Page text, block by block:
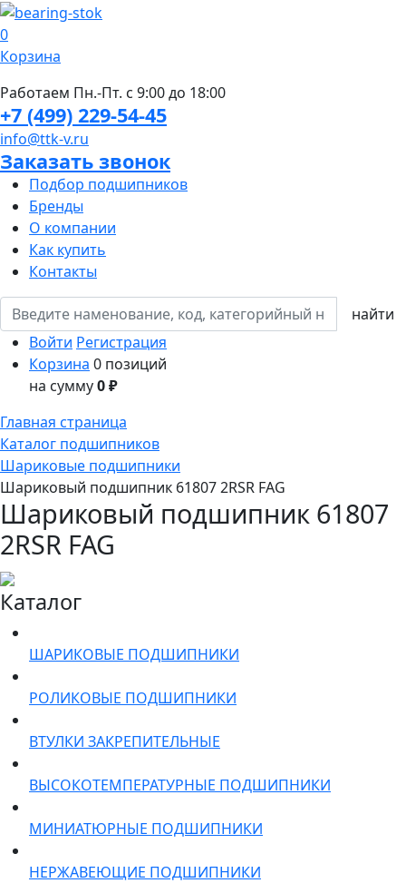
0
Корзина
Работаем Пн.-Пт. с 9:00 до 18:00
+7 (499) 229-54-45
info@ttk-v.ru
Заказать звонок
Подбор подшипников
Бренды
О компании
Как купить
Контакты
Войти Регистрация
Корзина 0 позиций
на сумму0 ₽
Главная страница
Каталог подшипников
Шариковые подшипники
Шариковый подшипник 61807 2RSR FAG
Шариковый подшипник 61807
2RSR FAG
Каталог
ШАРИКОВЫЕ ПОДШИПНИКИ
РОЛИКОВЫЕ ПОДШИПНИКИ
ВТУЛКИ ЗАКРЕПИТЕЛЬНЫЕ
ВЫСОКОТЕМПЕРАТУРНЫЕ ПОДШИПНИКИ
МИНИАТЮРНЫЕ ПОДШИПНИКИ
НЕРЖАВЕЮЩИЕ ПОДШИПНИКИ